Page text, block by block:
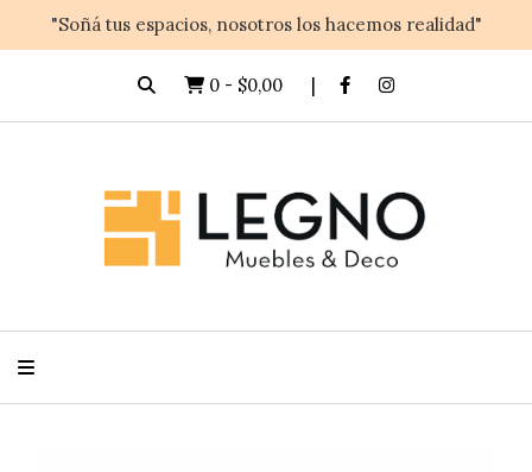
"Soñá tus espacios, nosotros los hacemos realidad"
0 - $0,00